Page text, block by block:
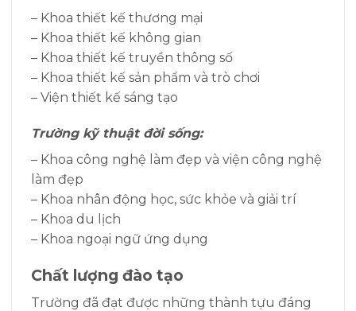
– Khoa thiết kế thương mại
– Khoa thiết kế không gian
– Khoa thiết kế truyền thông số
– Khoa thiết kế sản phẩm và trò chơi
– Viện thiết kế sáng tạo
Trường kỹ thuật đời sống:
– Khoa công nghệ làm đẹp và viện công nghệ
làm đẹp
– Khoa nhân động học, sức khỏe và giải trí
– Khoa du lịch
– Khoa ngoại ngữ ứng dụng
Chất lượng đào tạo
Trường đã đạt được những thành tựu đáng